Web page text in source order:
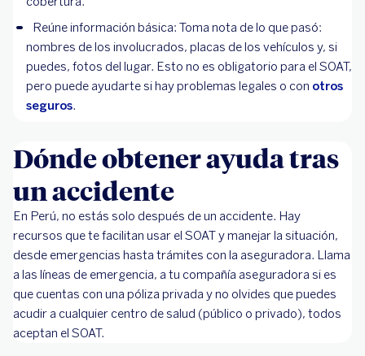
Reúne información básica: Toma nota de lo que pasó:
nombres de los involucrados, placas de los vehículos y, si
puedes, fotos del lugar. Esto no es obligatorio para el SOAT,
pero puede ayudarte si hay problemas legales o con otros
seguros.
Dónde obtener ayuda tras
un accidente
En Perú, no estás solo después de un accidente. Hay
recursos que te facilitan usar el SOAT y manejar la situación,
desde emergencias hasta trámites con la aseguradora. Llama
a las líneas de emergencia, a tu compañía aseguradora si es
que cuentas con una póliza privada y no olvides que puedes
acudir a cualquier centro de salud (público o privado), todos
aceptan el SOAT.